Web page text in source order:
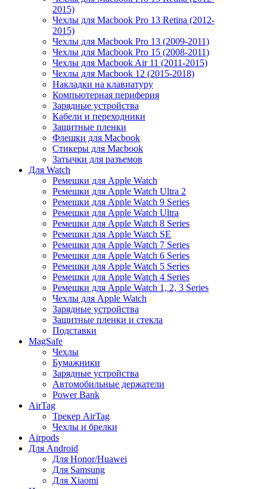
2015)
Чехлы для Macbook Pro 13 Retina (2012-
2015)
Чехлы для Macbook Pro 13 (2009-2011)
Чехлы для Macbook Pro 15 (2008-2011)
Чехлы для Macbook Air 11 (2011-2015)
Чехлы для Macbook 12 (2015-2018)
Накладки на клавиатуру
Компьютерная периферия
Зарядные устройства
Кабели и переходники
Защитные пленки
Флешки для Macbook
Стикеры для Macbook
Затычки для разъемов
Для Watch
Ремешки для Apple Watch
Ремешки для Apple Watch Ultra 2
Ремешки для Apple Watch 9 Series
Ремешки для Apple Watch Ultra
Ремешки для Apple Watch 8 Series
Ремешки для Apple Watch SE
Ремешки для Apple Watch 7 Series
Ремешки для Apple Watch 6 Series
Ремешки для Apple Watch 5 Series
Ремешки для Apple Watch 4 Series
Ремешки для Apple Watch 1, 2, 3 Series
Чехлы для Apple Watch
Зарядные устройства
Защитные пленки и стекла
Подставки
MagSafe
Чехлы
Бумажники
Зарядные устройства
Автомобильные держатели
Power Bank
AirTag
Трекер AirTag
Чехлы и брелки
Airpods
Для Android
Для Honor/Huawei
Для Samsung
Для Xiaomi